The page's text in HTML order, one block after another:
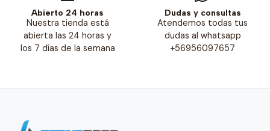
Abierto 24 horas
Nuestra tienda está
abierta las 24 horas y
los 7 días de la semana
Dudas y consultas
Atendemos todas tus
dudas al whatsapp
+56956097657